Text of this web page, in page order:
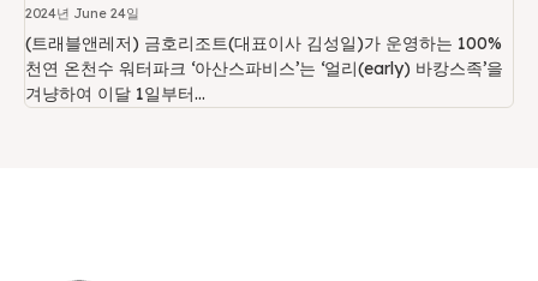
2024년 June 24일
(트래블앤레저) 금호리조트(대표이사 김성일)가 운영하는 100%
천연 온천수 워터파크 ‘아산스파비스’는 ‘얼리(early) 바캉스족’을
겨냥하여 이달 1일부터...